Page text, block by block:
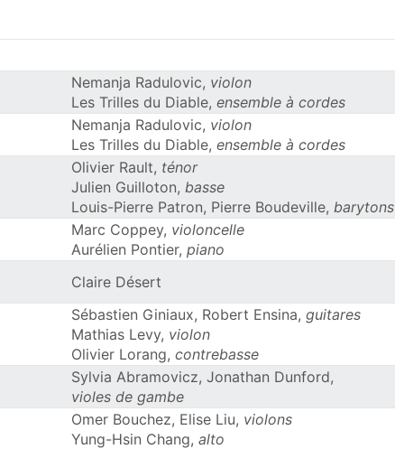
Nemanja Radulovic, violon
Les Trilles du Diable, ensemble à cordes
Nemanja Radulovic, violon
Les Trilles du Diable, ensemble à cordes
Olivier Rault, ténor
Julien Guilloton, basse
Louis-Pierre Patron, Pierre Boudeville, barytons
Marc Coppey, violoncelle
Aurélien Pontier, piano
Claire Désert
Sébastien Giniaux, Robert Ensina, guitares
Mathias Levy, violon
Olivier Lorang, contrebasse
Sylvia Abramovicz, Jonathan Dunford,
violes de gambe
Omer Bouchez, Elise Liu, violons
Yung-Hsin Chang, alto